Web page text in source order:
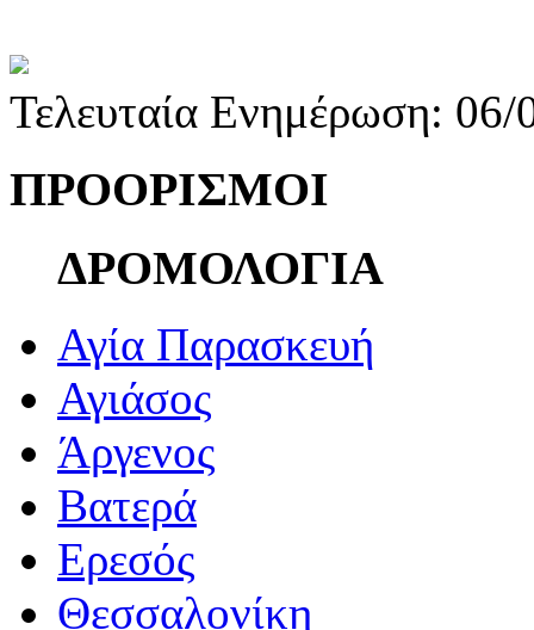
Τελευταία Ενημέρωση:
ΠΡΟΟΡΙΣΜΟΙ
ΔΡΟΜΟΛΟΓΙΑ
Αγία Παρασκευή
Αγιάσος
Άργενος
Βατερά
Ερεσός
Θεσσαλονίκη